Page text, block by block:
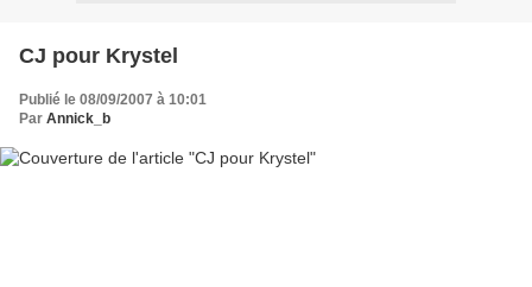
CJ pour Krystel
Publié le 08/09/2007 à 10:01
Par Annick_b